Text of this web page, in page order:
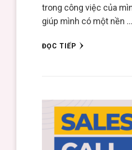
trong công việc của
giúp mình có một nền …
ĐỌC TIẾP